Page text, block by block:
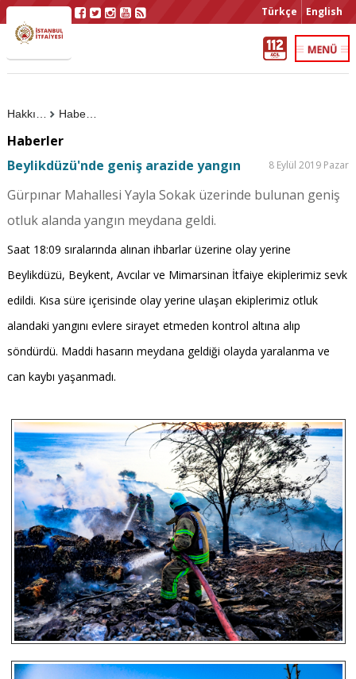
Türkçe English
Haberler
Haberler
Beylikdüzü'nde geniş arazide yangın
8 Eylül 2019 Pazar
Gürpınar Mahallesi Yayla Sokak üzerinde bulunan geniş
otluk alanda yangın meydana geldi.
Saat 18:09 sıralarında alınan ihbarlar üzerine olay yerine
Beylikdüzü, Beykent, Avcılar ve Mimarsinan İtfaiye ekiplerimiz sevk
edildi. Kısa süre içerisinde olay yerine ulaşan ekiplerimiz otluk
alandaki yangını evlere sirayet etmeden kontrol altına alıp
söndürdü. Maddi hasarın meydana geldiği olayda yaralanma ve
can kaybı yaşanmadı.